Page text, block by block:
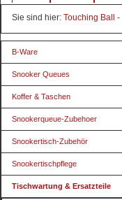
Sie sind hier: Touching Ball
B-Ware
Snooker Queues
Koffer & Taschen
Snookerqueue-Zubehoer
Snookertisch-Zubehör
Snookertischpflege
Tischwartung & Ersatzteile